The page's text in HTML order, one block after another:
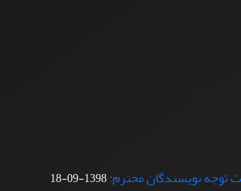
توجه نویسندگان محترم:1398-09-18